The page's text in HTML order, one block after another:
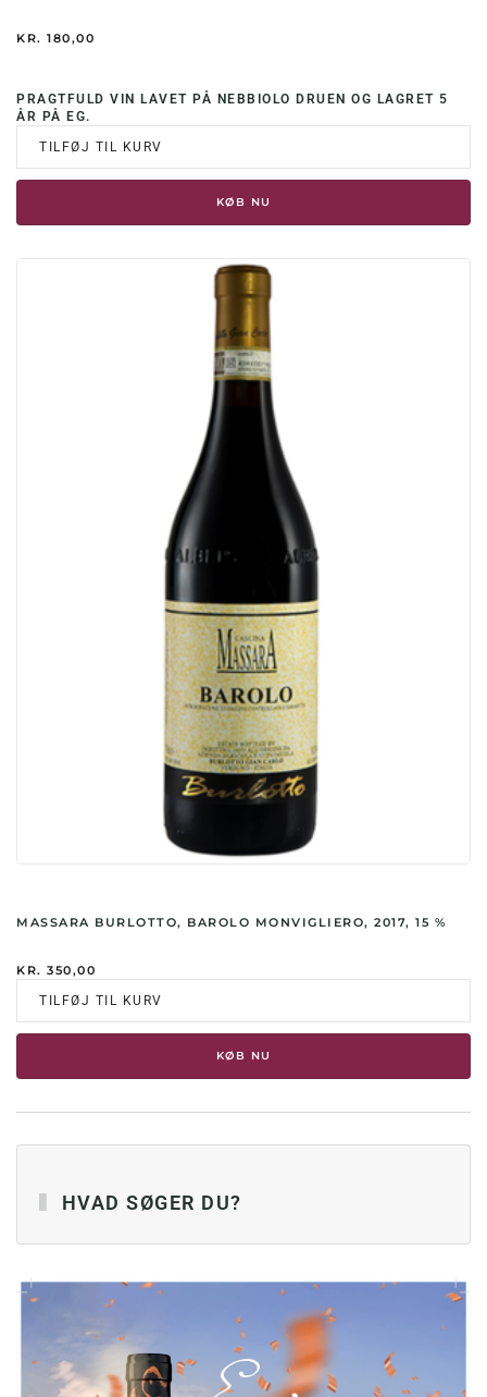
KR. 180,00
PRAGTFULD VIN LAVET PÅ NEBBIOLO DRUEN OG LAGRET 5
ÅR PÅ EG.
TILFØJ TIL KURV
KØB NU
MASSARA BURLOTTO, BAROLO MONVIGLIERO, 2017, 15 %
KR. 350,00
TILFØJ TIL KURV
KØB NU
HVAD SØGER DU?